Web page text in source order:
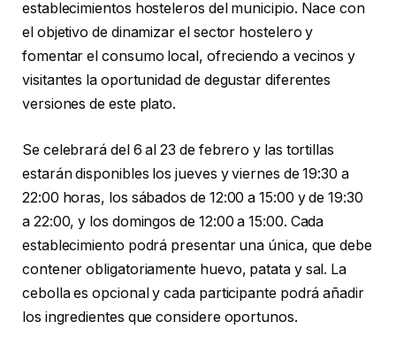
establecimientos hosteleros del municipio. Nace con
el objetivo de dinamizar el sector hostelero y
fomentar el consumo local, ofreciendo a vecinos y
visitantes la oportunidad de degustar diferentes
versiones de este plato.
Se celebrará del 6 al 23 de febrero y las tortillas
estarán disponibles los jueves y viernes de 19:30 a
22:00 horas, los sábados de 12:00 a 15:00 y de 19:30
a 22:00, y los domingos de 12:00 a 15:00. Cada
establecimiento podrá presentar una única, que debe
contener obligatoriamente huevo, patata y sal. La
cebolla es opcional y cada participante podrá añadir
los ingredientes que considere oportunos.